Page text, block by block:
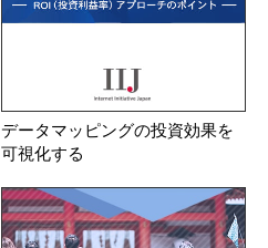
データマッピングの投資効果を
可視化する